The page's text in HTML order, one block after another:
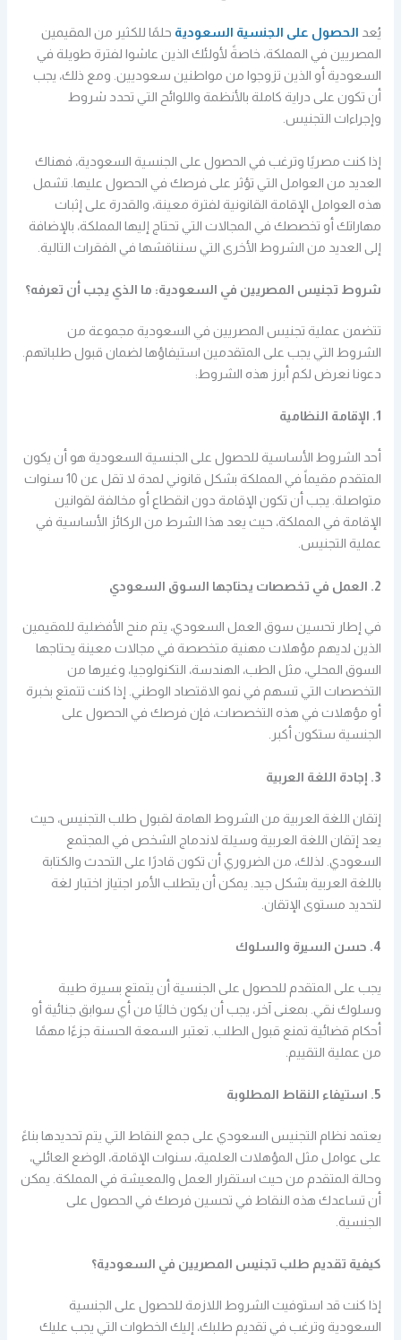
يُعد الحصول على الجنسية السعودية حلمًا للكثير من المقيمين
المصريين في المملكة، خاصةً لأولئك الذين عاشوا لفترة طويلة في
السعودية أو الذين تزوجوا من مواطنين سعوديين. ومع ذلك، يجب
أن تكون على دراية كاملة بالأنظمة واللوائح التي تحدد شروط
وإجراءات التجنيس.
إذا كنت مصريًا وترغب في الحصول على الجنسية السعودية، فهناك
العديد من العوامل التي تؤثر على فرصك في الحصول عليها. تشمل
هذه العوامل الإقامة القانونية لفترة معينة، والقدرة على إثبات
مهاراتك أو تخصصك في المجالات التي تحتاج إليها المملكة، بالإضافة
إلى العديد من الشروط الأخرى التي سنناقشها في الفقرات التالية.
شروط تجنيس المصريين في السعودية: ما الذي يجب أن تعرفه؟
تتضمن عملية تجنيس المصريين في السعودية مجموعة من
الشروط التي يجب على المتقدمين استيفاؤها لضمان قبول طلباتهم.
دعونا نعرض لكم أبرز هذه الشروط:
1. الإقامة النظامية
أحد الشروط الأساسية للحصول على الجنسية السعودية هو أن يكون
المتقدم مقيماً في المملكة بشكل قانوني لمدة لا تقل عن 10 سنوات
متواصلة. يجب أن تكون الإقامة دون انقطاع أو مخالفة لقوانين
الإقامة في المملكة، حيث يعد هذا الشرط من الركائز الأساسية في
عملية التجنيس.
2. العمل في تخصصات يحتاجها السوق السعودي
في إطار تحسين سوق العمل السعودي، يتم منح الأفضلية للمقيمين
الذين لديهم مؤهلات مهنية متخصصة في مجالات معينة يحتاجها
السوق المحلي، مثل الطب، الهندسة، التكنولوجيا، وغيرها من
التخصصات التي تسهم في نمو الاقتصاد الوطني. إذا كنت تتمتع بخبرة
أو مؤهلات في هذه التخصصات، فإن فرصك في الحصول على
الجنسية ستكون أكبر.
3. إجادة اللغة العربية
إتقان اللغة العربية من الشروط الهامة لقبول طلب التجنيس، حيث
يعد إتقان اللغة العربية وسيلة لاندماج الشخص في المجتمع
السعودي. لذلك، من الضروري أن تكون قادرًا على التحدث والكتابة
باللغة العربية بشكل جيد. يمكن أن يتطلب الأمر اجتياز اختبار لغة
لتحديد مستوى الإتقان.
4. حسن السيرة والسلوك
يجب على المتقدم للحصول على الجنسية أن يتمتع بسيرة طيبة
وسلوك نقي. بمعنى آخر، يجب أن يكون خاليًا من أي سوابق جنائية أو
أحكام قضائية تمنع قبول الطلب. تعتبر السمعة الحسنة جزءًا مهمًا
من عملية التقييم.
5. استيفاء النقاط المطلوبة
يعتمد نظام التجنيس السعودي على جمع النقاط التي يتم تحديدها بناءً
على عوامل مثل المؤهلات العلمية، سنوات الإقامة، الوضع العائلي،
وحالة المتقدم من حيث استقرار العمل والمعيشة في المملكة. يمكن
أن تساعدك هذه النقاط في تحسين فرصك في الحصول على
الجنسية.
كيفية تقديم طلب تجنيس المصريين في السعودية؟
إذا كنت قد استوفيت الشروط اللازمة للحصول على الجنسية
السعودية وترغب في تقديم طلبك، إليك الخطوات التي يجب عليك